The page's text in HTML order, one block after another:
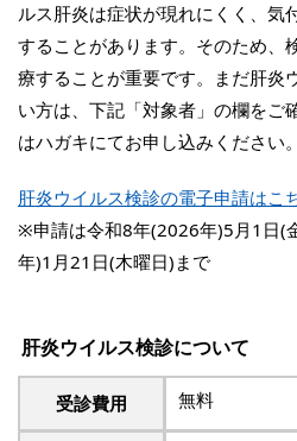
ルス肝炎は症状が現れにくく、気
することがあります。そのため、
療することが重要です。まだ肝炎
い方は、下記「対象者」の欄をご
はハガキにてお申し込みください。
肝炎ウイルス検診の電子申請はこ
※申請は令和8年(2026年)5月1日(
年)1月21日(木曜日)まで
肝炎ウイルス検診について
受診費用 無料